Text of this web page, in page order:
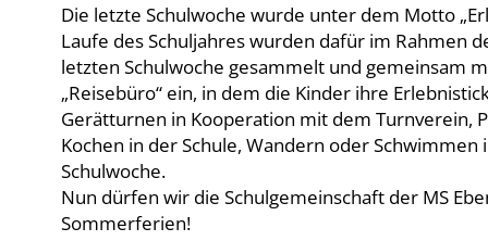
Die letzte Schulwoche wurde unter dem Motto
Laufe des Schuljahres wurden dafür im Rahmen
letzten Schulwoche gesammelt und gemeinsam
„Reisebüro“ ein, in dem die Kinder ihre
Gerätturnen in Kooperation mit dem Turnverein,
Kochen in der Schule, Wandern oder
Schulwoche.
Nun dürfen wir die Schulgemeinschaft der MS
Sommerferien!